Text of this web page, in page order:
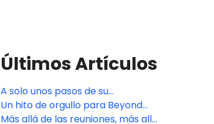
Últimos Artículos
A solo unos pasos de su
habitación al mar
Un hito de orgullo para Beyond
Skywalk Nangshi
Más allá de las reuniones, más allá